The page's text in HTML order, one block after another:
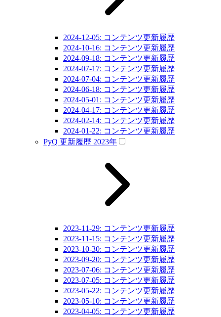
2024-12-05: コンテンツ更新履歴
2024-10-16: コンテンツ更新履歴
2024-09-18: コンテンツ更新履歴
2024-07-17: コンテンツ更新履歴
2024-07-04: コンテンツ更新履歴
2024-06-18: コンテンツ更新履歴
2024-05-01: コンテンツ更新履歴
2024-04-17: コンテンツ更新履歴
2024-02-14: コンテンツ更新履歴
2024-01-22: コンテンツ更新履歴
PyQ 更新履歴 2023年
2023-11-29: コンテンツ更新履歴
2023-11-15: コンテンツ更新履歴
2023-10-30: コンテンツ更新履歴
2023-09-20: コンテンツ更新履歴
2023-07-06: コンテンツ更新履歴
2023-07-05: コンテンツ更新履歴
2023-05-22: コンテンツ更新履歴
2023-05-10: コンテンツ更新履歴
2023-04-05: コンテンツ更新履歴